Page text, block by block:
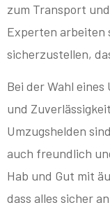
zum Transport
Experten arbeiten
sicherzustellen,
Bei der Wahl
und
Umzugshelden
auch freundlich
Hab und Gut mit
dass alles sicher